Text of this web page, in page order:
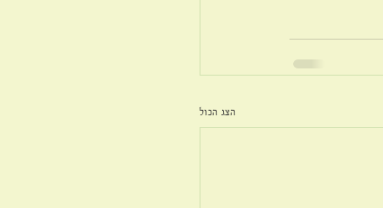
הצג הכול